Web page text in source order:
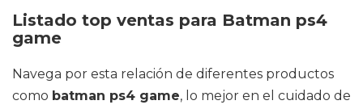
Listado top ventas para Batman ps4
game
Navega por esta relación de diferentes productos
como batman ps4 game, lo mejor en el cuidado de